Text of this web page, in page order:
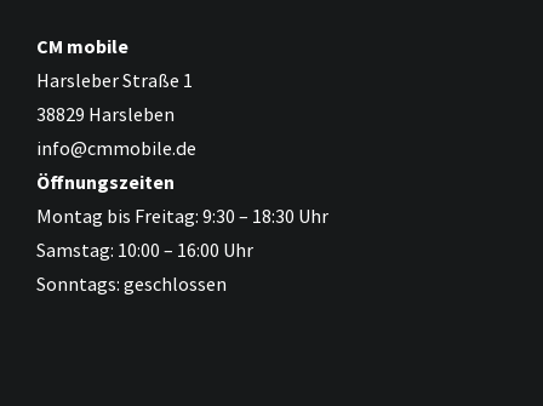
CM mobile
Harsleber Straße 1
38829 Harsleben
info@cmmobile.de
Öffnungszeiten
Montag bis Freitag: 9:30 – 18:30 Uhr
Samstag: 10:00 – 16:00 Uhr
Sonntags: geschlossen